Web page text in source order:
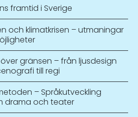
framtid i Sverige
och klimatkrisen – utmaningar
gränsen – från ljusdesign
till regi
– Språkutveckling
drama och teater